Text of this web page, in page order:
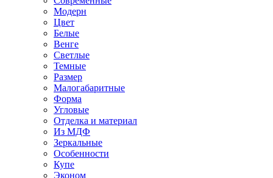
Модерн
Цвет
Белые
Венге
Светлые
Темные
Размер
Малогабаритные
Форма
Угловые
Отделка и материал
Из МДФ
Зеркальные
Особенности
Купе
Эконом